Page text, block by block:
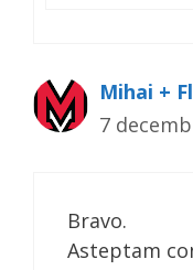
Mihai +
7
Bravo.
Asteptam